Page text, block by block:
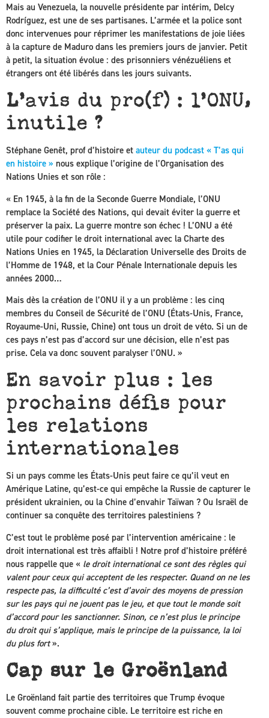
Mais au Venezuela, la nouvelle présidente par intérim, Delcy
Rodríguez, est une de ses partisanes. L’armée et la police sont
donc intervenues pour réprimer les manifestations de joie liées
à la capture de Maduro dans les premiers jours de janvier. Petit
à petit, la situation évolue : des prisonniers vénézuéliens et
étrangers ont été libérés dans les jours suivants.
L’avis du pro(f) : l’ONU,
inutile ?
Stéphane Genêt, prof d’histoire et auteur du podcast « T’as qui
en histoire » nous explique l’origine de l’Organisation des
Nations Unies et son rôle :
« En 1945, à la fin de la Seconde Guerre Mondiale, l’ONU
remplace la Société des Nations, qui devait éviter la guerre et
préserver la paix. La guerre montre son échec ! L’ONU a été
utile pour codifier le droit international avec la Charte des
Nations Unies en 1945, la Déclaration Universelle des Droits de
l’Homme de 1948, et la Cour Pénale Internationale depuis les
années 2000…
Mais dès la création de l’ONU il y a un problème : les cinq
membres du Conseil de Sécurité de l’ONU (États-Unis, France,
Royaume-Uni, Russie, Chine) ont tous un droit de véto. Si un de
ces pays n’est pas d’accord sur une décision, elle n’est pas
prise. Cela va donc souvent paralyser l’ONU. »
En savoir plus : les
prochains défis pour
les relations
internationales
Si un pays comme les États-Unis peut faire ce qu’il veut en
Amérique Latine, qu’est-ce qui empêche la Russie de capturer le
président ukrainien, ou la Chine d’envahir Taïwan ? Ou Israël de
continuer sa conquête des territoires palestiniens ?
C’est tout le problème posé par l’intervention américaine : le
droit international est très affaibli ! Notre prof d’histoire préféré
nous rappelle que « le droit international ce sont des règles qui
valent pour ceux qui acceptent de les respecter. Quand on ne les
respecte pas, la difficulté c’est d’avoir des moyens de pression
sur les pays qui ne jouent pas le jeu, et que tout le monde soit
d’accord pour les sanctionner. Sinon, ce n’est plus le principe
du droit qui s’applique, mais le principe de la puissance, la loi
du plus fort».
Cap sur le Groënland
Le Groënland fait partie des territoires que Trump évoque
souvent comme prochaine cible. Le territoire est riche en